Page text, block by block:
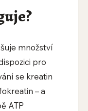
množství
pro
se kreatin
– a
ATP